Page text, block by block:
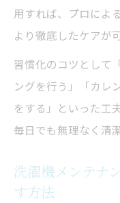
洗濯機ク
ット
清潔維持に役
最新の洗
紹介
洗濯機クリ
ドラム式
用すれば、プロによ
より徹底したケアが
習慣化のコツとして
ングを行う」「カレ
をする」といった工
毎日でも無理なく清
洗濯機メンテナ
す方法